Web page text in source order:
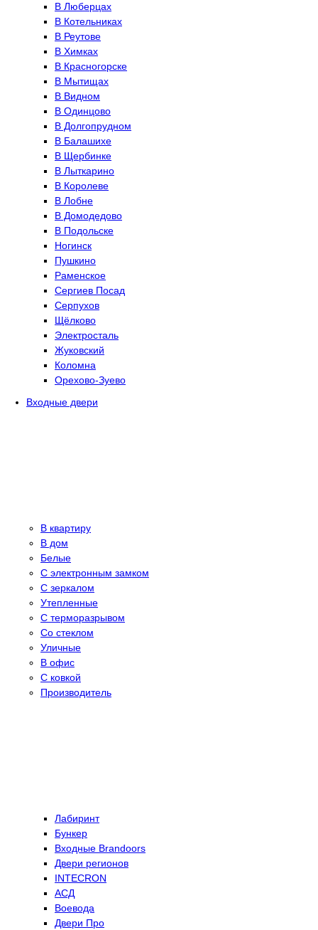
В Люберцах
В Котельниках
В Реутове
В Химках
В Красногорске
В Мытищах
В Видном
В Одинцово
В Долгопрудном
В Балашихе
В Щербинке
В Лыткарино
В Королеве
В Лобне
В Домодедово
В Подольске
Ногинск
Пушкино
Раменское
Сергиев Посад
Серпухов
Щёлково
Электросталь
Жуковский
Коломна
Орехово-Зуево
Входные двери
В квартиру
В дом
Белые
С электронным замком
С зеркалом
Утепленные
С терморазрывом
Со стеклом
Уличные
В офис
С ковкой
Производитель
Лабиринт
Бункер
Входные Brandoors
Двери регионов
INTECRON
АСД
Воевода
Двери Про